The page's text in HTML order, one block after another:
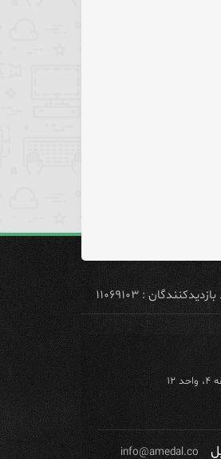
: ۱۱۰۶۹۱۰۳
info@amedal.co